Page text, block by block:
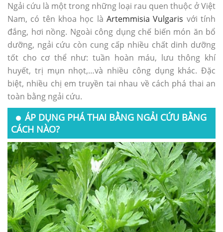
Ngải cứu là một trong những loại rau quen thuộc ở Việt
Nam, có tên khoa học là Artemmisia Vulgaris với tính
đắng, hơi nồng. Ngoài công dụng chế biến món ăn bổ
dưỡng, ngải cứu còn cung cấp nhiều chất dinh dưỡng
tốt cho cơ thể như: tuần hoàn máu, lưu thông khí
huyết, trị mụn nhọt,…và nhiều công dụng khác. Đặc
biệt, nhiều chị em truyền tai nhau về cách phá thai an
toàn bằng ngải cứu.
ÁP DỤNG PHÁ THAI BẰNG NGẢI CỨU BẰNG
CÁCH NÀO?